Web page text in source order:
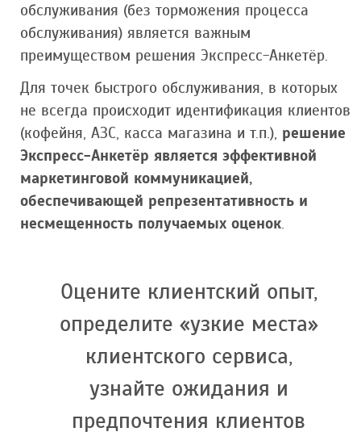
обслуживания (без торможения процесса
обслуживания) является важным
преимуществом решения Экспресс-Анкетёр.
Для точек быстрого обслуживания, в которых
не всегда происходит идентификация клиентов
(кофейня, АЗС, касса магазина и т.п.), решение
Экспресс-Анкетёр является эффективной
маркетинговой коммуникацией,
обеспечивающей репрезентативность и
несмещенность получаемых оценок.
Оцените клиентский опыт,
определите «узкие места»
клиентского сервиса,
узнайте ожидания и
предпочтения клиентов